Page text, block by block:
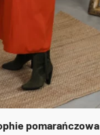
pomarańczowa